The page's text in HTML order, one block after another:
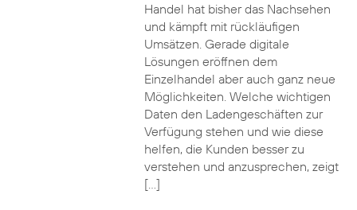
Handel hat bisher das Nachsehen
und kämpft mit rückläufigen
Umsätzen. Gerade digitale
Lösungen eröffnen dem
Einzelhandel aber auch ganz neue
Möglichkeiten. Welche wichtigen
Daten den Ladengeschäften zur
Verfügung stehen und wie diese
helfen, die Kunden besser zu
verstehen und anzusprechen, zeigt
[…]